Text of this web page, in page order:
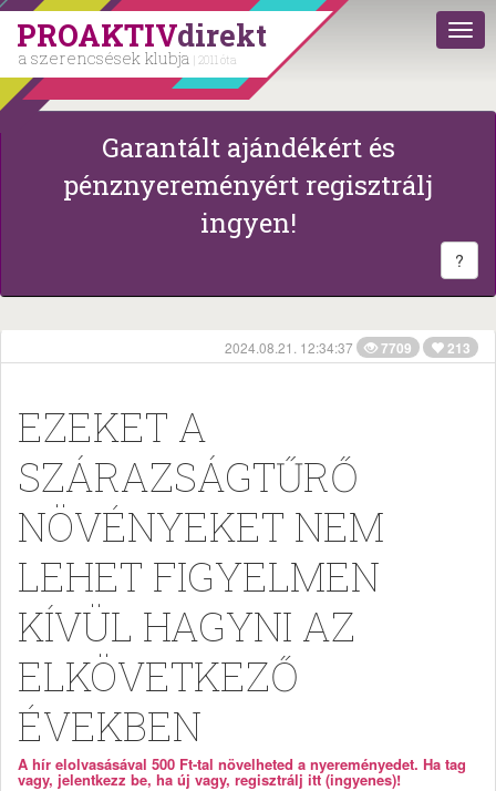
PROAKTIVdirekt
a szerencsések klubja | 2011 óta
Garantált ajándékért és
pénznyereményért regisztrálj
ingyen!
?
2024.08.21. 12:34:37 7709 213
EZEKET A
SZÁRAZSÁGTŰRŐ
NÖVÉNYEKET NEM
LEHET FIGYELMEN
KÍVÜL HAGYNI AZ
ELKÖVETKEZŐ
ÉVEKBEN
A hír elolvasásával 500 Ft-tal növelheted a nyereményedet. Ha tag
vagy, jelentkezz be, ha új vagy, regisztrálj itt (ingyenes)!